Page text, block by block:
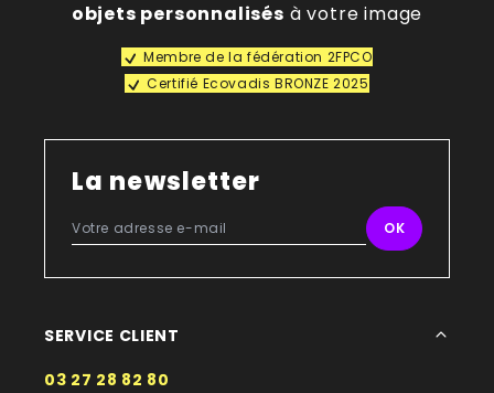
objets personnalisés à votre image
Membre de la fédération 2FPCO
Certifié Ecovadis BRONZE 2025
La newsletter
SERVICE CLIENT
03 27 28 82 80